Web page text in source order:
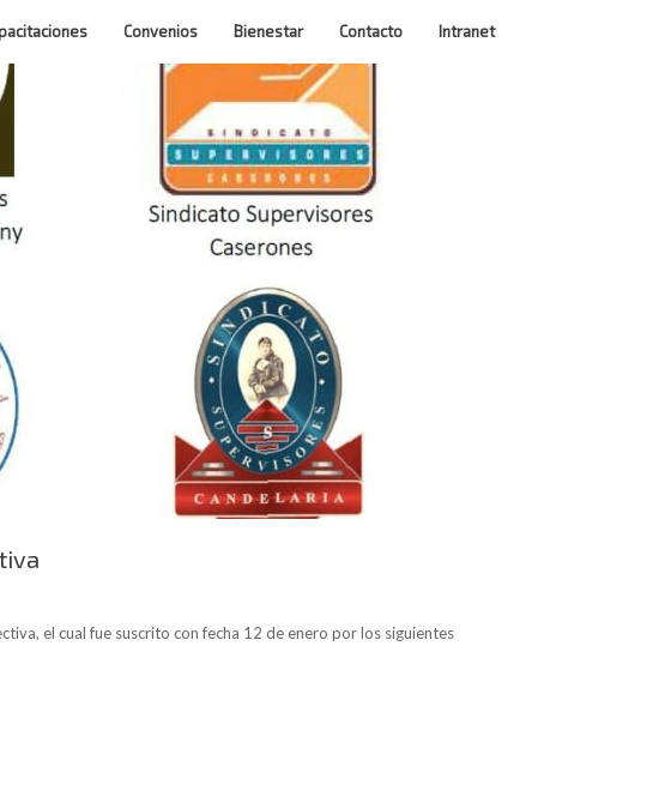
Convenios Bienestar Contacto Intranet
el cual fue suscrito con fecha 12 de enero por los siguientes